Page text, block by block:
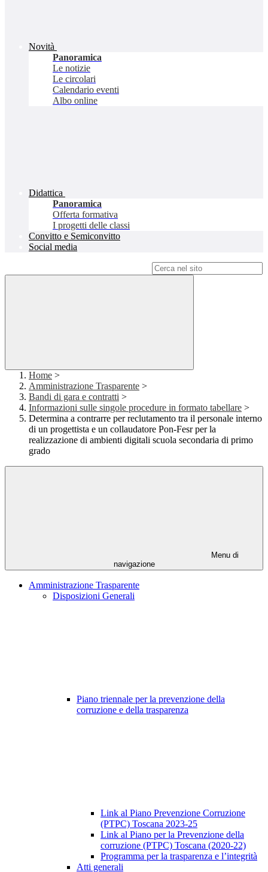
Novità
Panoramica
Le notizie
Le circolari
Calendario eventi
Albo online
Didattica
Panoramica
Offerta formativa
I progetti delle classi
Convitto e Semiconvitto
Social media
Home >
Amministrazione Trasparente >
Bandi di gara e contratti >
Informazioni sulle singole procedure in formato tabellare >
Determina a contrarre per reclutamento tra il personale interno
di un progettista e un collaudatore Pon-Fesr per la
realizzazione di ambienti digitali scuola secondaria di primo
grado
Menu di
navigazione
Amministrazione Trasparente
Disposizioni Generali
Piano triennale per la prevenzione della
corruzione e della trasparenza
Link al Piano Prevenzione Corruzione
(PTPC) Toscana 2023-25
Link al Piano per la Prevenzione della
corruzione (PTPC) Toscana (2020-22)
Programma per la trasparenza e l’integrità
Atti generali